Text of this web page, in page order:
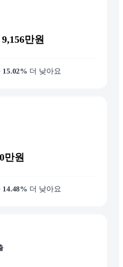
9,156만원
15.02% 더 낮아요
만원
14.48% 더 낮아요